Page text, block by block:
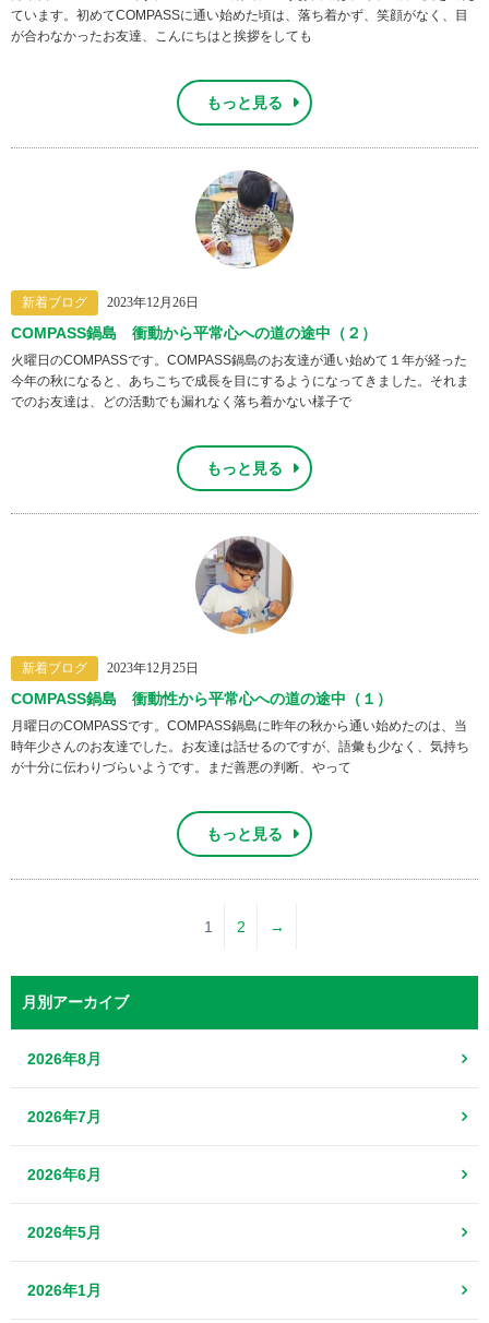
ています。初めてCOMPASSに通い始めた頃は、落ち着かず、笑顔がなく、目
が合わなかったお友達、こんにちはと挨拶をしても
もっと見る
新着ブログ 2023年12月26日
COMPASS鍋島 衝動から平常心への道の途中（２）
火曜日のCOMPASSです。COMPASS鍋島のお友達が通い始めて１年が経った
今年の秋になると、あちこちで成長を目にするようになってきました。それま
でのお友達は、どの活動でも漏れなく落ち着かない様子で
もっと見る
新着ブログ 2023年12月25日
COMPASS鍋島 衝動性から平常心への道の途中（１）
月曜日のCOMPASSです。COMPASS鍋島に昨年の秋から通い始めたのは、当
時年少さんのお友達でした。お友達は話せるのですが、語彙も少なく、気持ち
が十分に伝わりづらいようです。まだ善悪の判断、やって
もっと見る
1 2 →
月別アーカイブ
2026年8月
2026年7月
2026年6月
2026年5月
2026年1月